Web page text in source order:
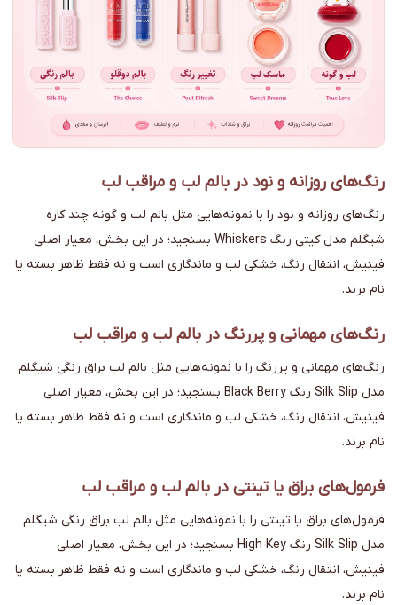
رنگ‌های روزانه و نود در بالم لب و مراقب لب
رنگ‌های روزانه و نود را با نمونه‌هایی مثل بالم لب و گونه چند کاره
شیگلم مدل کیتی رنگ Whiskers بسنجید؛ در این بخش، معیار اصلی
فینیش، انتقال رنگ، خشکی لب و ماندگاری است و نه فقط ظاهر بسته یا
نام برند.
رنگ‌های مهمانی و پررنگ در بالم لب و مراقب لب
رنگ‌های مهمانی و پررنگ را با نمونه‌هایی مثل بالم لب براق رنگی شیگلم
مدل Silk Slip رنگ Black Berry بسنجید؛ در این بخش، معیار اصلی
فینیش، انتقال رنگ، خشکی لب و ماندگاری است و نه فقط ظاهر بسته یا
نام برند.
فرمول‌های براق یا تینتی در بالم لب و مراقب لب
فرمول‌های براق یا تینتی را با نمونه‌هایی مثل بالم لب براق رنگی شیگلم
مدل Silk Slip رنگ High Key بسنجید؛ در این بخش، معیار اصلی
فینیش، انتقال رنگ، خشکی لب و ماندگاری است و نه فقط ظاهر بسته یا
نام برند.